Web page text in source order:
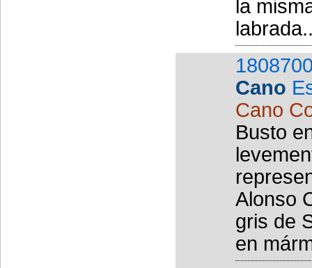
la
Cano
Cano
Busto
Alonso
gris de
en